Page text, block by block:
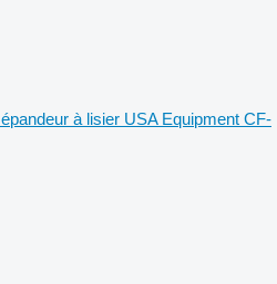
épandeur à lisier USA Equipment CF-